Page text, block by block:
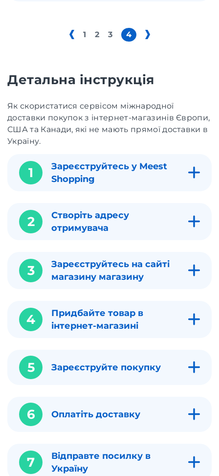
1 2 3 4
Детальна інструкція
Як скористатися сервісом міжнародної
доставки покупок з інтернет-магазинів Європи,
США та Канади, які не мають прямої доставки в
Україну.
1
Зареєструйтесь у Meest
Shopping
2
Створіть адресу
отримувача
3
Зареєструйтесь на сайті
магазину магазину
4
Придбайте товар в
інтернет-магазині
5 Зареєструйте покупку
6 Оплатіть доставку
7
Відправте посилку в
Україну